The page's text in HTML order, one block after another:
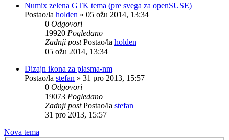
Numix zelena GTK tema (pre svega za openSUSE)
Postao/la holden » 05 ožu 2014, 13:34
0 Odgovori
19920 Pogledano
Zadnji postPostao/la holden
05 ožu 2014, 13:34
Dizajn ikona za plasma-nm
Postao/la stefan » 31 pro 2013, 15:57
0 Odgovori
19073 Pogledano
Zadnji postPostao/la stefan
31 pro 2013, 15:57
Nova tema